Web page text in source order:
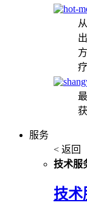
服务
< 返回
技术服
技术